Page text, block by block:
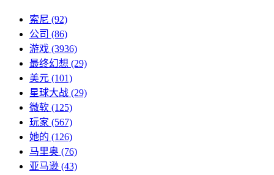
索尼 (92)
公司 (86)
游戏 (3936)
最终幻想 (29)
美元 (101)
星球大战 (29)
微软 (125)
玩家 (567)
她的 (126)
马里奥 (76)
亚马逊 (43)